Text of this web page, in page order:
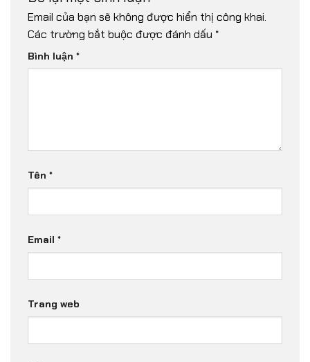
Email của bạn sẽ không được hiển thị công khai.
Các trường bắt buộc được đánh dấu *
Bình luận *
Tên *
Email *
Trang web